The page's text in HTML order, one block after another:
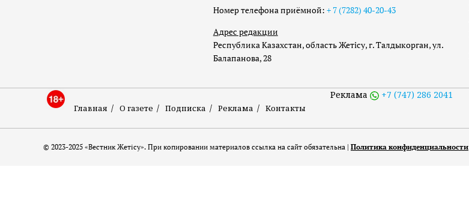
Номер телефона приёмной: + 7 (7282) 40-20-43
Адрес редакции
Республика Казахстан, область Жетісу, г. Талдыкорган, ул.
Балапанова, 28
Главная О газете Подписка Реклама Контакты
Реклама +7 (747) 286 2041
© 2023-2025 «Вестник Жетісу». При копировании материалов ссылка на сайт обязательна | Политика конфиденциальности